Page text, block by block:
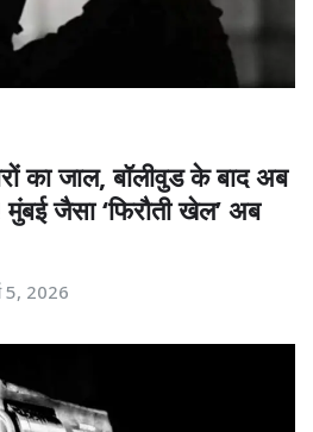
का जाल, बॉलीवुड के बाद अब
जैसा ‘फिरौती खेल’ अब
5, 2026